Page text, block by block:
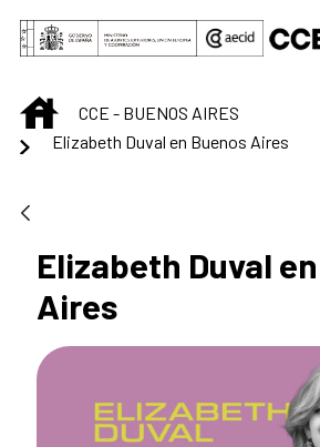
Saltar al contenido principal
INICIOCCE - BUENOS AIRES
Elizabeth Duval en Buenos Aires
Elizabeth Duval
Aires